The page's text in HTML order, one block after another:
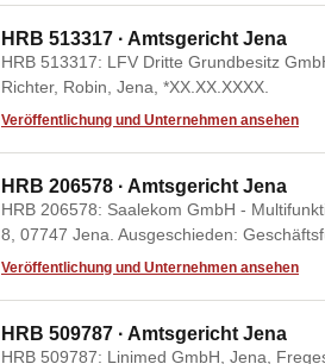
HRB 513317 · Amtsgericht Jena
HRB 513317: LFV Dritte Grundbesitz
Richter, Robin, Jena, *XX.XX.XXXX.
Veröffentlichung und Unternehmen ansehen
HRB 206578 · Amtsgericht Jena
HRB 206578: Saalekom GmbH -
8, 07747 Jena. Ausgeschieden:
Veröffentlichung und Unternehmen ansehen
HRB 509787 · Amtsgericht Jena
HRB 509787: Linimed GmbH, Jena,